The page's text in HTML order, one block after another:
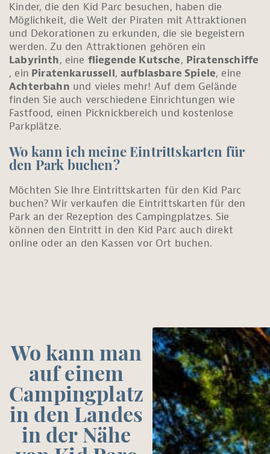
Kinder, die den Kid Parc besuchen, haben die
Möglichkeit, die Welt der Piraten mit Attraktionen
und Dekorationen zu erkunden, die sie begeistern
werden. Zu den Attraktionen gehören ein
Labyrinth, eine fliegende Kutsche, Piratenschiffe
, ein Piratenkarussell,aufblasbare Spiele, eine
Achterbahn und vieles mehr! Auf dem Gelände
finden Sie auch verschiedene Einrichtungen wie
Fastfood, einen Picknickbereich und kostenlose
Parkplätze.
Wo kann ich meine Eintrittskarten für
den Park buchen?
Möchten Sie Ihre Eintrittskarten für den Kid Parc
buchen? Wir verkaufen die Eintrittskarten für den
Park an der Rezeption des Campingplatzes. Sie
können den Eintritt in den Kid Parc auch direkt
online oder an den Kassen vor Ort buchen.
Wo kann man
auf einem
Campingplatz
in den Landes
in der Nähe